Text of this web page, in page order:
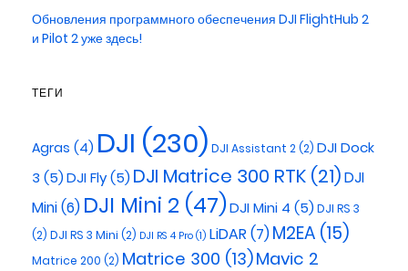
Обновления программного обеспечения DJI FlightHub 2
и Pilot 2 уже здесь!
ТЕГИ
Agras (4) DJI (230) DJI Assistant 2(2) DJI Dock
3 (5)DJI Fly(5) DJI Matrice 300 RTK (21)DJI
Mini(6) DJI Mini 2 (47)DJI Mini 4 (5) DJI RS 3
(2) DJI RS 3 Mini (2) DJI RS 4 Pro (1) LiDAR (7)M2EA (15)
Matrice 200 (2) Matrice 300 (13)Mavic 2